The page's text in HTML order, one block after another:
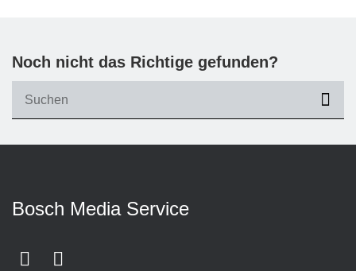
Noch nicht das Richtige gefunden?
Bosch Media Service